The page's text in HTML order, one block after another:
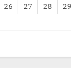
26 27 28 29